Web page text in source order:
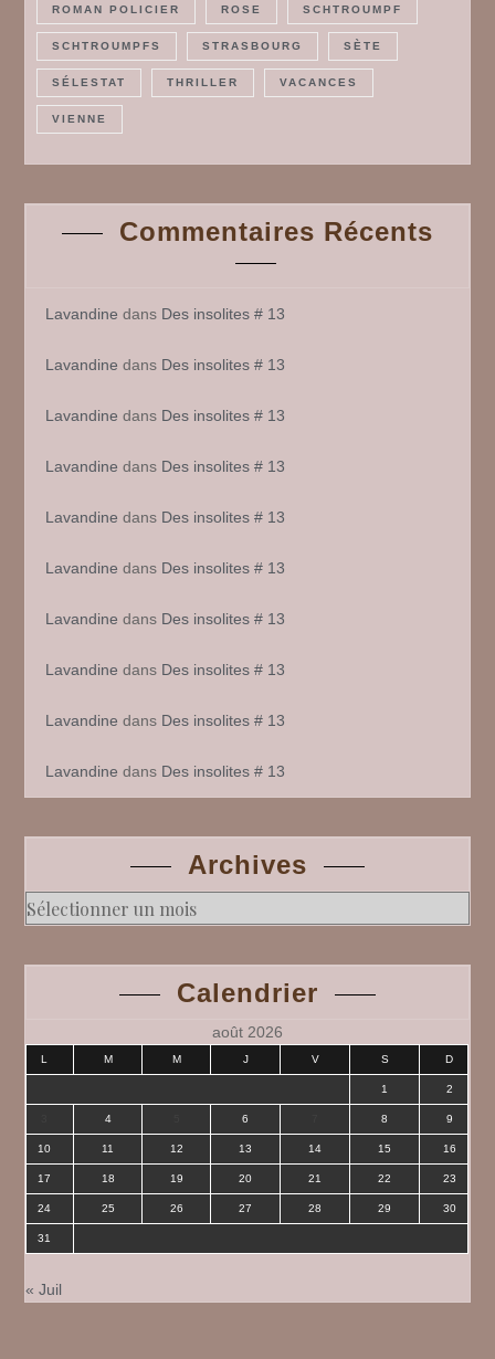
ROMAN POLICIER ROSE SCHTROUMPF
SCHTROUMPFS STRASBOURG SÈTE
SÉLESTAT THRILLER VACANCES
VIENNE
Commentaires Récents
Lavandine dans Des insolites # 13
Lavandine dans Des insolites # 13
Lavandine dans Des insolites # 13
Lavandine dans Des insolites # 13
Lavandine dans Des insolites # 13
Lavandine dans Des insolites # 13
Lavandine dans Des insolites # 13
Lavandine dans Des insolites # 13
Lavandine dans Des insolites # 13
Lavandine dans Des insolites # 13
Archives
Archives
Calendrier
août 2026
L M M J V S D
1 2
4 6 8 9
10 11 12 13 14 15 16
17 18 19 20 21 22 23
24 25 26 27 28 29 30
31
« Juil